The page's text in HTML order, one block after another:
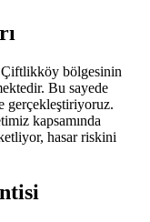
bölgesinin
Bu sayede
gerçekleştiriyoruz.
kapsamında
hasar riskini